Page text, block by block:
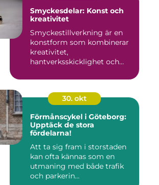
Smyckesdelar: Konst och
kreativitet
Smyckestillverkning är en
konstform som kombinerar
kreativitet,
hantverksskicklighet och
30. okt
Förmånscykel i Göteborg:
Upptäck de stora
fördelarna!
Att ta sig fram i storstaden
kan ofta kännas som en
utmaning med både trafik
och parkerin...